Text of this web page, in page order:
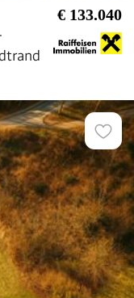
€ 133.040